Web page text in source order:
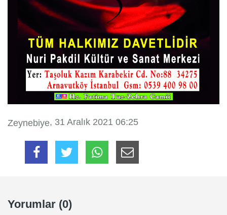
Zeynebiye, 31 Aralık 2021 06:25
Yorumlar (0)